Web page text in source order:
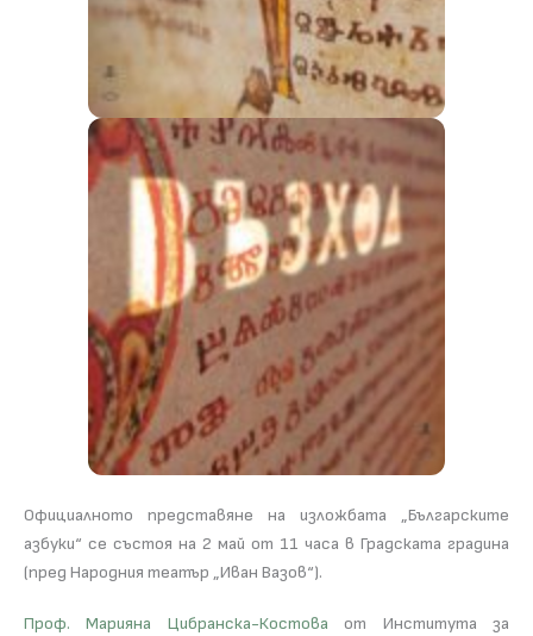
Официалното представяне на изложбата „Българските
азбуки“ се състоя на 2 май от 11 часа в Градската градина
(пред Народния театър „Иван Вазов“).
Проф. Марияна Цибранска-Костова от Института за